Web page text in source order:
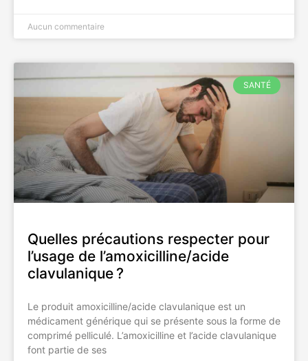
Aucun commentaire
SANTÉ
Quelles précautions respecter pour
l’usage de l’amoxicilline/acide
clavulanique ?
Le produit amoxicilline/acide clavulanique est un
médicament générique qui se présente sous la forme de
comprimé pelliculé. L’amoxicilline et l’acide clavulanique
font partie de ses